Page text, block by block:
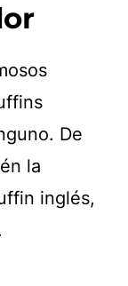
De
la
inglés,